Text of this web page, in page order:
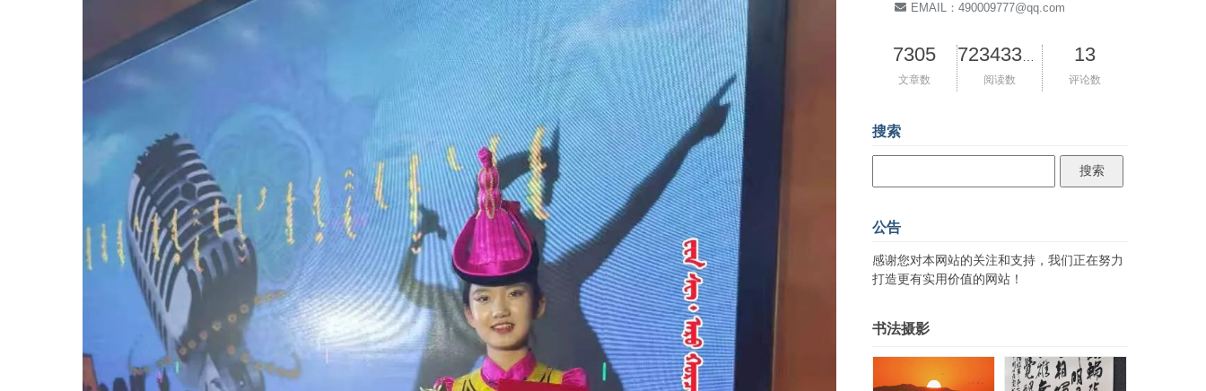
EMAIL：490009777@qq.com
7305
文章数 阅读数
13
评论数
搜索
公告
感谢您对本网站的关注和支持，我们正在努力
打造更有实用价值的网站！
书法摄影